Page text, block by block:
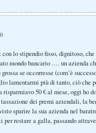
lo stipendio fisso, dignitoso,
mondo bancario …. un azienda
se occorresse (com’è
lamentarmi più di tanto, ciò che
50 € al mese, oggi ho
dei premi aziendali, la
sparire la sua azienda nel
per restare a galla, passando